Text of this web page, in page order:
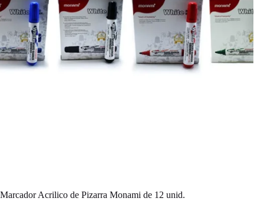
Marcador Acrilico de Pizarra Monami de 12 unid.